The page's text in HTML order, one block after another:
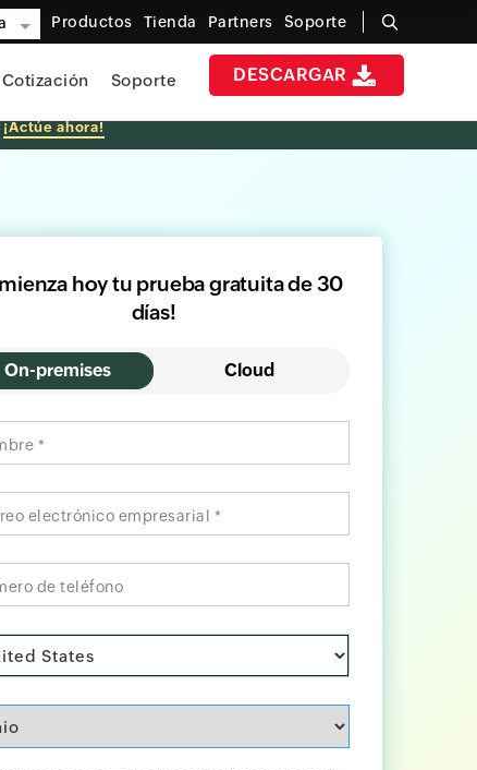
Productos Tienda Partners Soporte
DESCARGAR
Cotización Soporte
¡Actúe ahora!
hoy tu prueba gratuita de 30
días!
On-premises Cloud
*
electrónico empresarial *
de teléfono